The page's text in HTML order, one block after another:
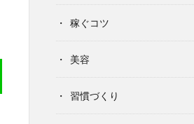
稼ぐコツ
美容
習慣づくり